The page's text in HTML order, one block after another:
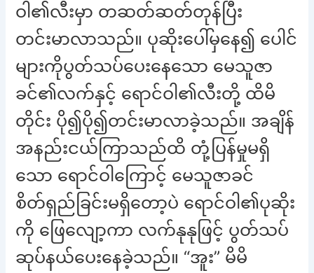
ဝါ၏လီးမှာ တဆတ်ဆတ်တုန်ပြီး
တင်းမာလာသည်။ ပုဆိုးပေါ်မှနေ၍ ပေါင်
များကိုပွတ်သပ်ပေးနေသော မေသူဇာ
ခင်၏လက်နှင့် ရောင်ဝါ၏လီးတို့ ထိမိ
တိုင်း ပို၍ပို၍တင်းမာလာခဲ့သည်။ အချိန်
အနည်းငယ်ကြာသည်ထိ တုံ့ပြန်မှုမရှိ
သော ရောင်ဝါကြောင့် မေသူဇာခင်
စိတ်ရှည်ခြင်းမရှိတော့ပဲ ရောင်ဝါ၏ပုဆိုး
ကို ဖြေလျော့ကာ လက်နုနုဖြင့် ပွတ်သပ်
ဆုပ်နယ်ပေးနေခဲ့သည်။ “အူး” မိမိ